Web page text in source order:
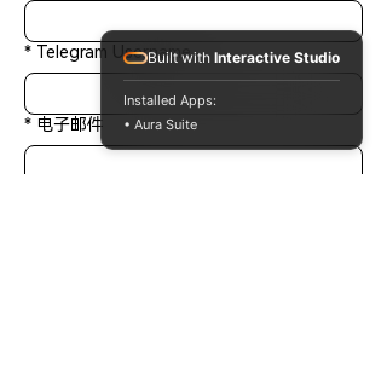
* Telegram Username
* 电子邮件
Built with Interactive Studio
Installed Apps:
• Aura Suite